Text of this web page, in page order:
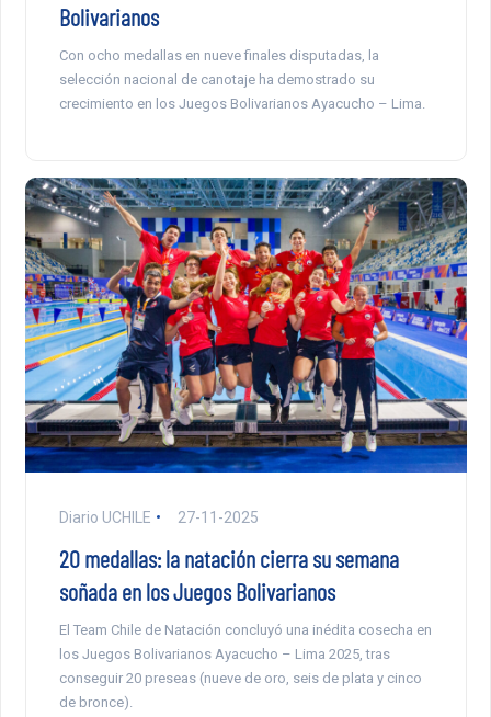
Bolivarianos
Con ocho medallas en nueve finales disputadas, la
selección nacional de canotaje ha demostrado su
crecimiento en los Juegos Bolivarianos Ayacucho – Lima.
Diario UCHILE 27-11-2025
20 medallas: la natación cierra su semana
soñada en los Juegos Bolivarianos
El Team Chile de Natación concluyó una inédita cosecha en
los Juegos Bolivarianos Ayacucho – Lima 2025, tras
conseguir 20 preseas (nueve de oro, seis de plata y cinco
de bronce).